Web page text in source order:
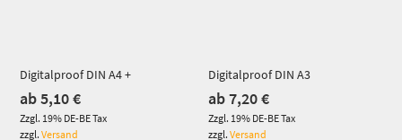
Digitalproof DIN A4 +
ab5,10€
Zzgl. 19% DE-BE Tax
zzgl.Versand
Digitalproof DIN A3
ab7,20€
Zzgl. 19% DE-BE Tax
zzgl.Versand